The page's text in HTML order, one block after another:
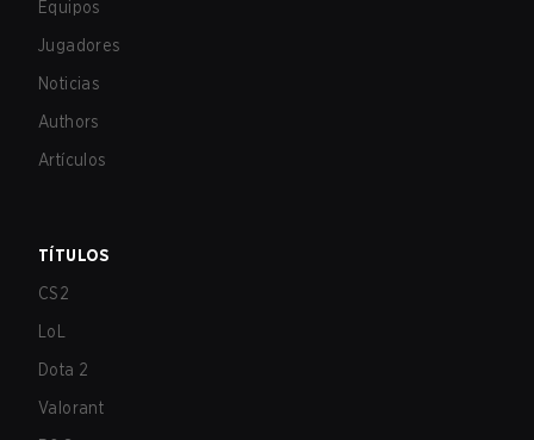
Equipos
Jugadores
Noticias
Authors
Artículos
TÍTULOS
CS2
LoL
Dota 2
Valorant